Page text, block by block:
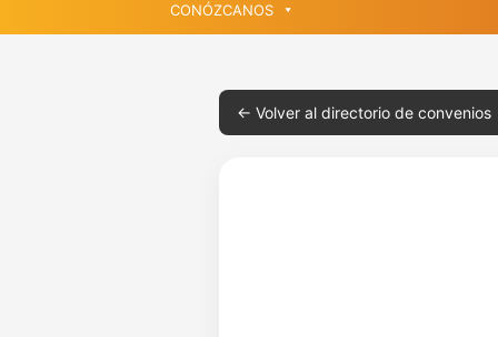
CONÓZCANOS
← Volver al directorio de convenios